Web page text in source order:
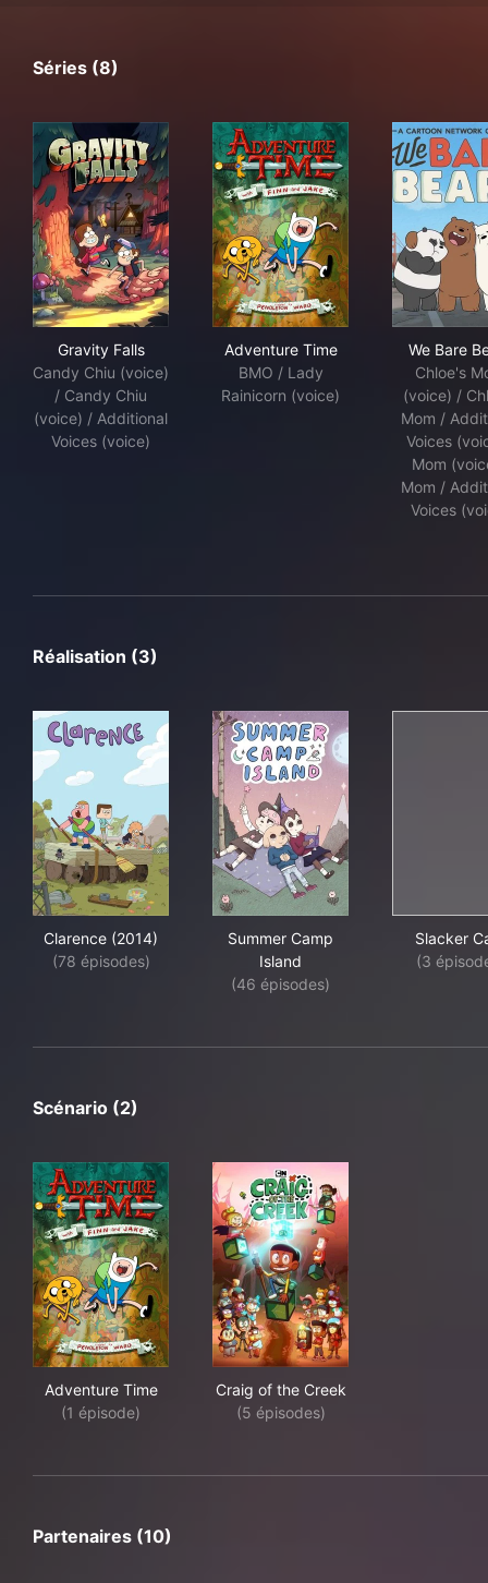
Séries (8)
Gravity Falls
Candy Chiu (voice)
/ Candy Chiu
(voice) / Additional
Voices (voice)
Adventure Time
BMO / Lady
Rainicorn (voice)
We Bare
Chloe's
(voice) /
Mom /
Voices
Mom
Mom /
Voices
Réalisation (3)
Clarence (2014)
(78 épisodes)
Summer Camp
Island
(46 épisodes)
Slacker
(3
Scénario (2)
Adventure Time
(1 épisode)
Craig of the Creek
(5 épisodes)
Partenaires (10)